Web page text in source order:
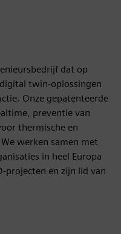
dat op
twin-oplossingen
Onze gepatenteerde
preventie van
thermische en
werken samen met
in heel Europa
projecten en zijn lid van